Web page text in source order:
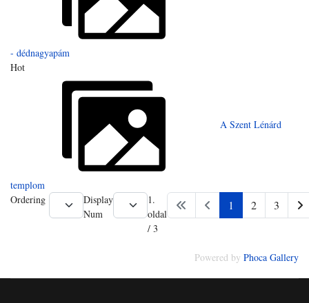
- dédnagyapám
Hot
A Szent Lénárd
templom
Ordering
Display
Num
1.
oldal
/ 3
1 2 3
Powered by Phoca Gallery